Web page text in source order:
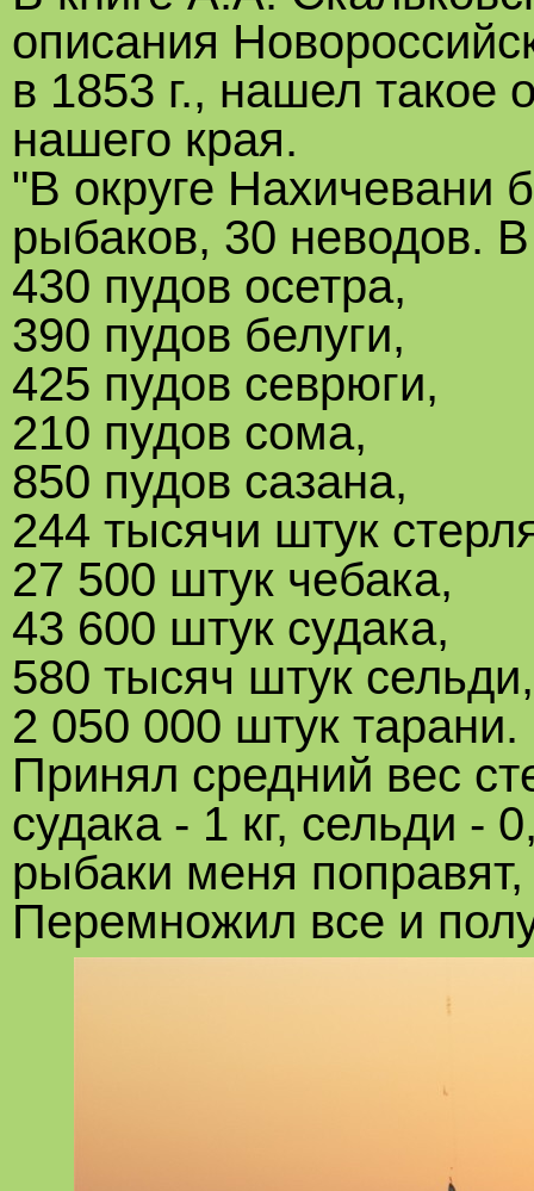
описания
в 1853 г., нашел такое
нашего края.
"В округе Нахичевани
рыбаков, 30 неводов.
430 пудов осетра,
390 пудов белуги,
425 пудов севрюги,
210 пудов сома,
850 пудов сазана,
244 тысячи штук
27 500 штук чебака,
43 600 штук судака,
580 тысяч штук сельди,
2 050 000 штук тарани.
Принял средний вес
судака - 1 кг, сельди -
рыбаки меня
Перемножил все и